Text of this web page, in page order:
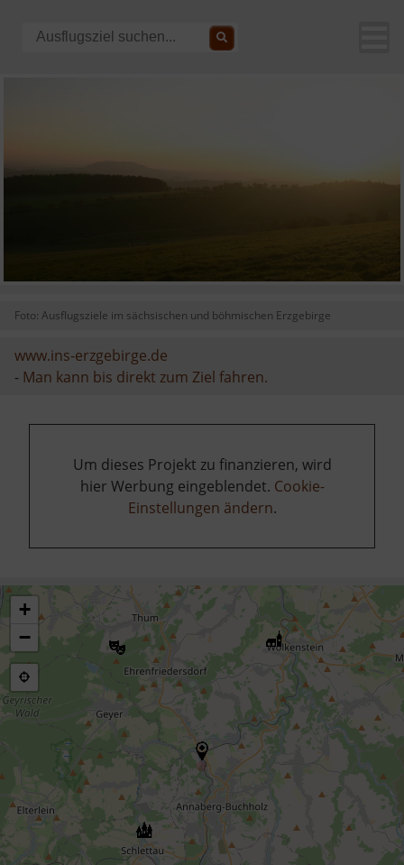
Foto: Ausflugsziele im sächsischen und böhmischen Erzgebirge
www.ins-erzgebirge.de
- Man kann bis direkt zum Ziel fahren.
Um dieses Projekt zu finanzieren, wird
hier Werbung eingeblendet. Cookie-
Einstellungen ändern.
+
−